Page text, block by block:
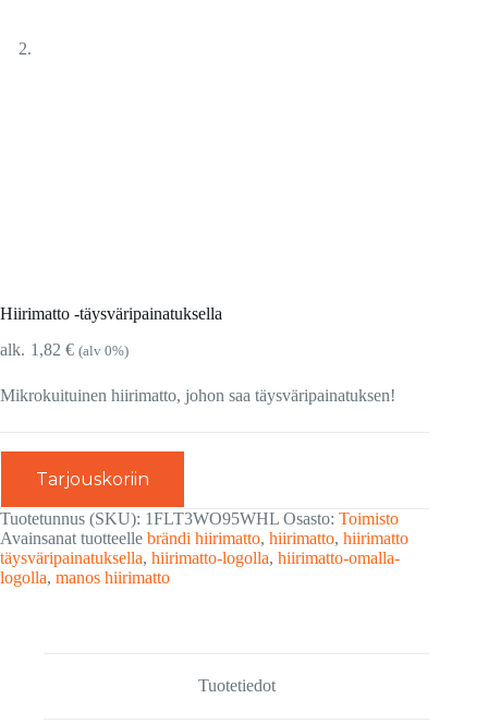
Hiirimatto -täysväripainatuksella
1,82 € (alv 0%)
Mikrokuituinen hiirimatto, johon saa täysväripainatuksen!
Tarjouskoriin
Tuotetunnus (SKU): 1FLT3WO95WHL Osasto: Toimisto
Avainsanat tuotteelle brändi hiirimatto, hiirimatto, hiirimatto
täysväripainatuksella, hiirimatto-logolla, hiirimatto-omalla-
logolla, manos hiirimatto
Tuotetiedot